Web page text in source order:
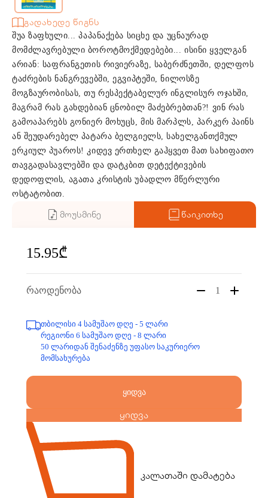
შუა ზაფხული... პაპანაქება სიცხე და უცნაურად
მომძლავრებული ბოროტმოქმედებები... ისინი ყველგან
არიან: საფრანგეთის რივიერაზე, საბერძნეთში, დელფოს
ტაძრების ნანგრევებში, ეგვიპტეში, ნილოსზე
მოგზაურობისას, თუ რესპექტაბელურ ინგლისურ ოჯახში,
მაგრამ რას გახდებიან ცნობილ მაძებრებთან?! ვინ რას
გამოაპარებს გონიერ მოხუცს, მის მარპლს, პარკერ პაინს
ან შეუდარებელ პატარა ბელგიელს, სახელგანთქმულ
ერკიულ პუაროს! კიდევ ერთხელ გაჰყვეთ მათ სახიფათო
თავგადასავლებში და დატკბით დეტექტივების
დედოფლის, აგათა კრისტის უბადლო მწერლური
ოსტატობით.
გადახედე წიგნს
მოუსმინე წაიკითხე
15.95₾
რაოდენობა 1
თბილისი 4 სამუშაო დღე - 5 ლარი
რეგიონი 6 სამუშაო დღე - 8 ლარი
50 ლარიდან შენაძენზე უფასო საკურიერო
მომსახურება
ყიდვა
ყიდვა
კალათაში დამატება